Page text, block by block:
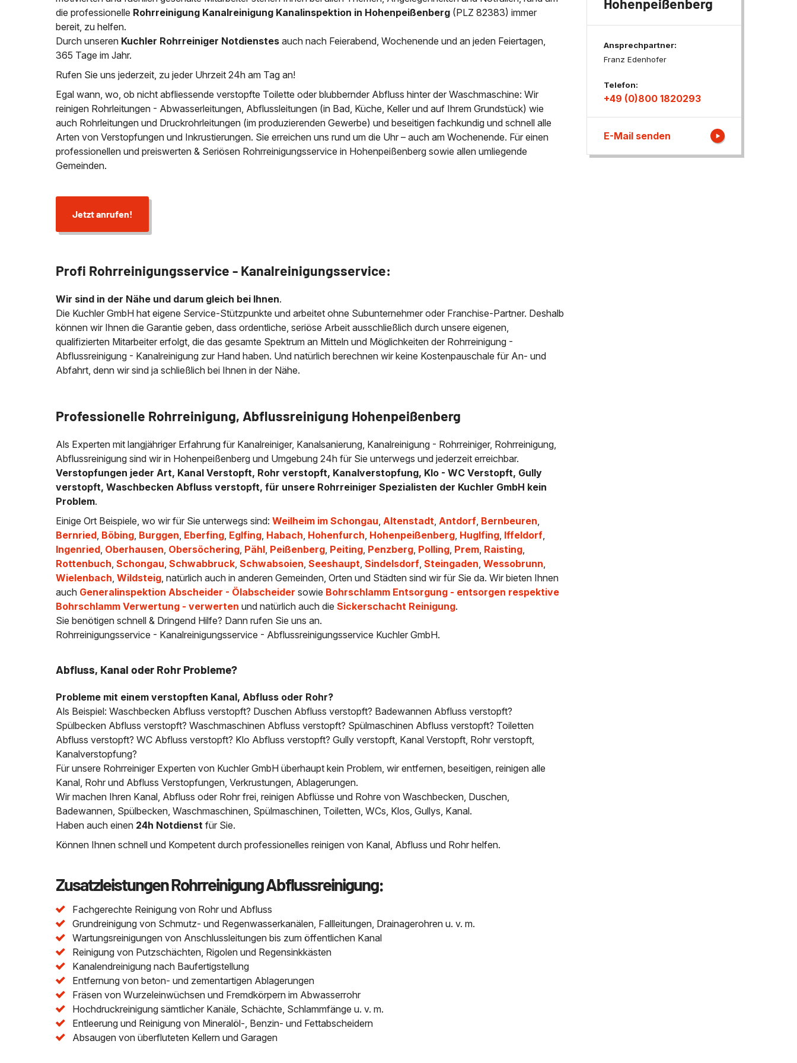
News & Aktuelles
Zertifikate / Bestätigungen
die professionelle Rohrreinigung Kanalreinigung Kanalinspektion in Hohenpeißenberg (PLZ 82383) immer
bereit, zu helfen.
Durch unseren Kuchler Rohrreiniger Notdienstes auch nach Feierabend, Wochenende und an jeden Feiertagen,
365 Tage im Jahr.
Rufen Sie uns jederzeit, zu jeder Uhrzeit 24h am Tag an!
Egal wann, wo, ob nicht abfliessende verstopfte Toilette oder blubbernder Abfluss hinter der Waschmaschine: Wir
reinigen Rohrleitungen - Abwasserleitungen, Abflussleitungen (in Bad, Küche, Keller und auf Ihrem Grundstück) wie
auch Rohrleitungen und Druckrohrleitungen (im produzierenden Gewerbe) und beseitigen fachkundig und schnell alle
Arten von Verstopfungen und Inkrustierungen. Sie erreichen uns rund um die Uhr – auch am Wochenende. Für einen
professionellen und preiswerten & Seriösen Rohrreinigungsservice in Hohenpeißenberg sowie allen umliegende
Gemeinden.
Jetzt anrufen!
Profi Rohrreinigungsservice - Kanalreinigungsservice:
Wir sind in der Nähe und darum gleich bei Ihnen.
Die Kuchler GmbH hat eigene Service-Stützpunkte und arbeitet ohne Subunternehmer oder Franchise-Partner. Deshalb
können wir Ihnen die Garantie geben, dass ordentliche, seriöse Arbeit ausschließlich durch unsere eigenen,
qualifizierten Mitarbeiter erfolgt, die das gesamte Spektrum an Mitteln und Möglichkeiten der Rohrreinigung -
Abflussreinigung - Kanalreinigung zur Hand haben. Und natürlich berechnen wir keine Kostenpauschale für An- und
Abfahrt, denn wir sind ja schließlich bei Ihnen in der Nähe.
Professionelle Rohrreinigung, Abflussreinigung Hohenpeißenberg
Als Experten mit langjähriger Erfahrung für Kanalreiniger, Kanalsanierung, Kanalreinigung - Rohrreiniger, Rohrreinigung,
Abflussreinigung sind wir in Hohenpeißenberg und Umgebung 24h für Sie unterwegs und jederzeit erreichbar.
Verstopfungen jeder Art, Kanal Verstopft, Rohr verstopft, Kanalverstopfung, Klo - WC Verstopft, Gully
verstopft, Waschbecken Abfluss verstopft, für unsere Rohrreiniger Spezialisten der Kuchler GmbH kein
Problem.
Einige Ort Beispiele, wo wir für Sie unterwegs sind:Weilheim im Schongau,Altenstadt,Antdorf, Bernbeuren,
Bernried, Böbing, Burggen, Eberfing, Eglfing, Habach, Hohenfurch, Hohenpeißenberg, Huglfing, Iffeldorf,
Ingenried, Oberhausen, Obersöchering, Pähl, Peißenberg, Peiting, Penzberg, Polling, Prem, Raisting,
Rottenbuch,Schongau,Schwabbruck,Schwabsoien,Seeshaupt,Sindelsdorf,Steingaden,Wessobrunn,
Wielenbach,Wildsteig, natürlich auch in anderen Gemeinden, Orten und Städten sind wir für Sie da. Wir bieten Ihnen
auch Generalinspektion Abscheider - Ölabscheider sowie Bohrschlamm Entsorgung - entsorgen respektive
Bohrschlamm Verwertung - verwerten und natürlich auch dieSickerschacht Reinigung.
Sie benötigen schnell & Dringend Hilfe? Dann rufen Sie uns an.
Rohrreinigungsservice - Kanalreinigungsservice - Abflussreinigungsservice Kuchler GmbH.
Abfluss, Kanal oder Rohr Probleme?
Probleme mit einem verstopften Kanal, Abfluss oder Rohr?
Als Beispiel: Waschbecken Abfluss verstopft? Duschen Abfluss verstopft? Badewannen Abfluss verstopft?
Spülbecken Abfluss verstopft? Waschmaschinen Abfluss verstopft? Spülmaschinen Abfluss verstopft? Toiletten
Abfluss verstopft? WC Abfluss verstopft? Klo Abfluss verstopft? Gully verstopft, Kanal Verstopft, Rohr verstopft,
Kanalverstopfung?
Für unsere Rohrreiniger Experten von Kuchler GmbH überhaupt kein Problem, wir entfernen, beseitigen, reinigen alle
Kanal, Rohr und Abfluss Verstopfungen, Verkrustungen, Ablagerungen.
Wir machen Ihren Kanal, Abfluss oder Rohr frei, reinigen Abflüsse und Rohre von Waschbecken, Duschen,
Badewannen, Spülbecken, Waschmaschinen, Spülmaschinen, Toiletten, WCs, Klos, Gullys, Kanal.
Haben auch einen 24h Notdienst für Sie.
Können Ihnen schnell und Kompetent durch professionelles reinigen von Kanal, Abfluss und Rohr helfen.
Zusatzleistungen Rohrreinigung Abflussreinigung:
Fachgerechte Reinigung von Rohr und Abfluss
Grundreinigung von Schmutz- und Regenwasserkanälen, Fallleitungen, Drainagerohren u. v. m.
Wartungsreinigungen von Anschlussleitungen bis zum öffentlichen Kanal
Reinigung von Putzschächten, Rigolen und Regensinkkästen
Kanalendreinigung nach Baufertigstellung
Entfernung von beton- und zementartigen Ablagerungen
Fräsen von Wurzeleinwüchsen und Fremdkörpern im Abwasserrohr
Hochdruckreinigung sämtlicher Kanäle, Schächte, Schlammfänge u. v. m.
Entleerung und Reinigung von Mineralöl-, Benzin- und Fettabscheidern
Absaugen von überfluteten Kellern und Garagen
Hohenpeißenberg
Ansprechpartner:
Franz Edenhofer
Telefon:
+49 (0)800 1820293
E-Mail senden